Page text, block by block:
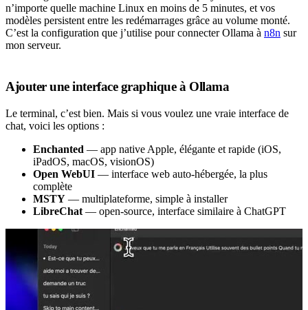
n’importe quelle machine Linux en moins de 5 minutes, et vos
modèles persistent entre les redémarrages grâce au volume monté.
C’est la configuration que j’utilise pour connecter Ollama à n8n sur
mon serveur.
Ajouter une interface graphique à Ollama
Le terminal, c’est bien. Mais si vous voulez une vraie interface de
chat, voici les options :
Enchanted — app native Apple, élégante et rapide (iOS,
iPadOS, macOS, visionOS)
Open WebUI — interface web auto-hébergée, la plus
complète
MSTY — multiplateforme, simple à installer
LibreChat — open-source, interface similaire à ChatGPT